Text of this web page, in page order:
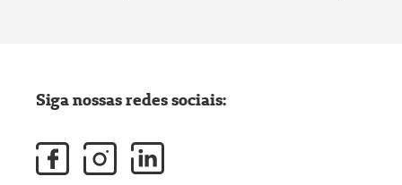
Siga nossas redes sociais: